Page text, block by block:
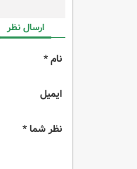
ارسال نظر
نام *
ایمیل
نظر شما *